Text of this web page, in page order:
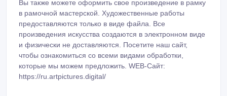
Вы также можете оформить свое произведение в рамку
в рамочной мастерской. Художественные работы
предоставляются только в виде файла. Все
произведения искусства создаются в электронном виде
и физически не доставляются. Посетите наш сайт,
чтобы ознакомиться со всеми видами обработки,
которые мы можем предложить. WEB-Сайт:
https://ru.artpictures.digital/